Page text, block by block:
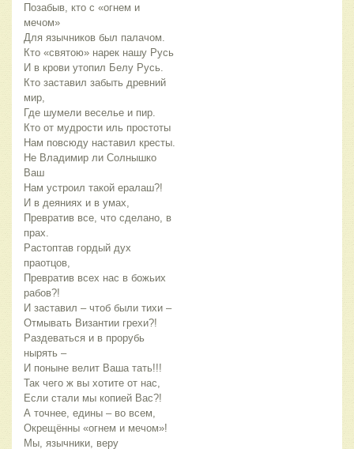
Позабыв, кто с «огнем и
мечом»
Для язычников был палачом.
Кто «святою» нарек нашу Русь
И в крови утопил Белу Русь.
Кто заставил забыть древний
мир,
Где шумели веселье и пир.
Кто от мудрости иль простоты
Нам повсюду наставил кресты.
Не Владимир ли Солнышко
Ваш
Нам устроил такой ералаш?!
И в деяниях и в умах,
Превратив все, что сделано, в
прах.
Растоптав гордый дух
праотцов,
Превратив всех нас в божьих
рабов?!
И заставил – чтоб были тихи –
Отмывать Византии грехи?!
Раздеваться и в прорубь
нырять –
И поныне велит Ваша тать!!!
Так чего ж вы хотите от нас,
Если стали мы копией Вас?!
А точнее, едины – во всем,
Окрещённы «огнем и мечом»!
Мы, язычники, веру